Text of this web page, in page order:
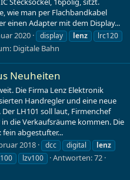
wie man per Flachbandkabel
einen Adapter mit dem Display...
2020 display lenz
lrc120
Digitale Bahn
Neuheiten
Die Firma Lenz Elektronik
Handregler und eine neue
LH101 soll laut, Firmenchef
die Verkaufsräume kommen. Die
abgestufter...
2018 dcc digital
lenz
lzv100
Antworten: 72